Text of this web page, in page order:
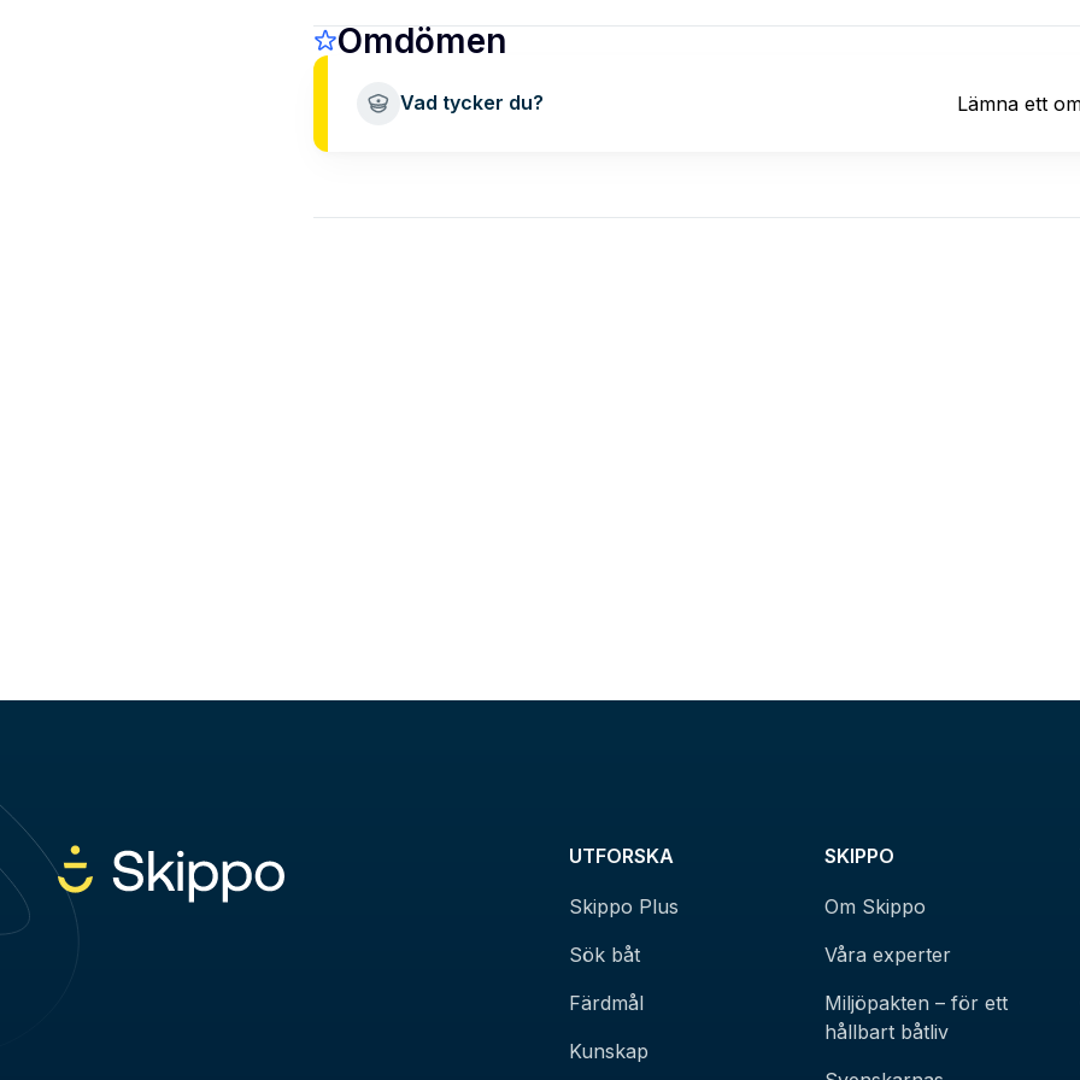
Omdömen
Vad tycker du? Lämna ett
UTFORSKA
Skippo Plus
Sök båt
Färdmål
Kunskap
SKIPPO
Om Skippo
Våra experter
Miljöpakten – för ett
hållbart båtliv